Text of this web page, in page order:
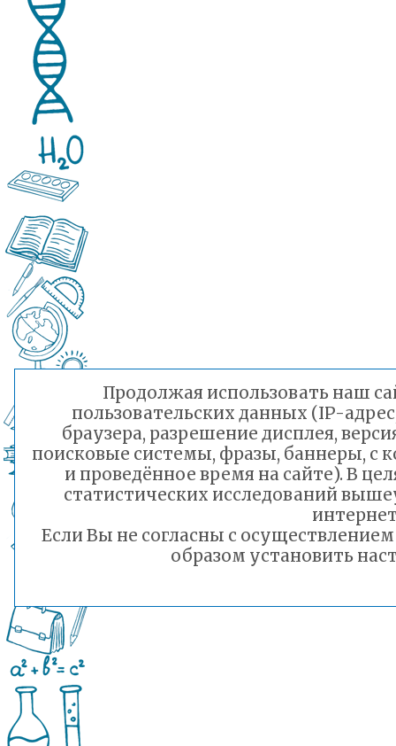
Продолжая использовать наш
пользовательских данных (IP-
браузера, разрешение дисплея,
поисковые системы, фразы, баннеры, с
и проведённое время на сайте). В
статистических исследований
Если Вы не согласны с
образом установить